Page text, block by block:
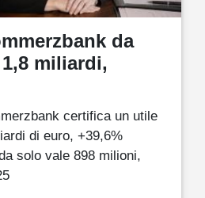
da
miliardi,
certifica un utile
di euro, +39,6%
solo vale 898 milioni,